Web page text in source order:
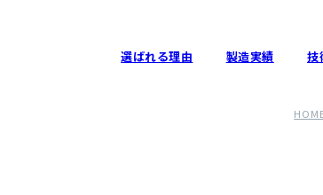
選ばれる理由 製造実績 技